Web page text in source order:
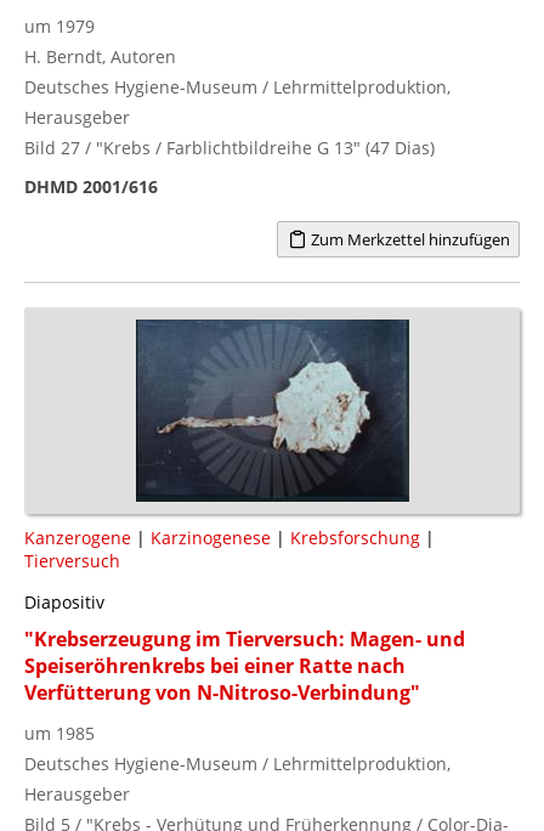
um 1979
H. Berndt, Autoren
Deutsches Hygiene-Museum / Lehrmittelproduktion,
Herausgeber
Bild 27 / "Krebs / Farblichtbildreihe G 13" (47 Dias)
DHMD 2001/616
Zum Merkzettel hinzufügen
Kanzerogene | Karzinogenese | Krebsforschung |
Tierversuch
Diapositiv
"Krebserzeugung im Tierversuch: Magen- und
Speiseröhrenkrebs bei einer Ratte nach
Verfütterung von N-Nitroso-Verbindung"
um 1985
Deutsches Hygiene-Museum / Lehrmittelproduktion,
Herausgeber
Bild 5 / "Krebs - Verhütung und Früherkennung / Color-Dia-